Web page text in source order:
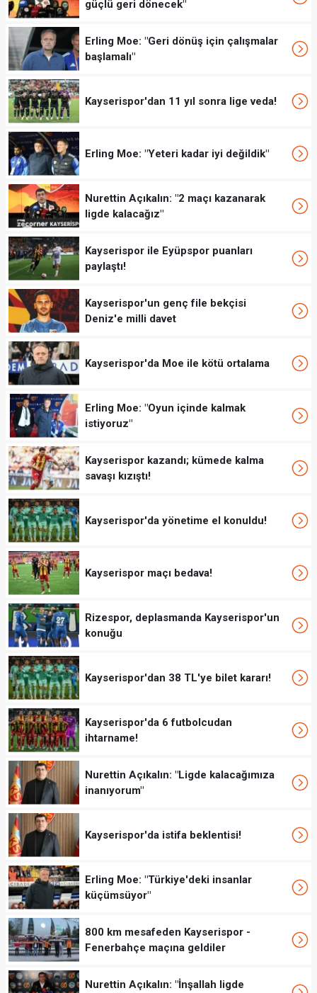
güçlü geri dönecek"
Erling Moe: "Geri dönüş için çalışmalar
başlamalı"
Kayserispor'dan 11 yıl sonra lige veda!
Erling Moe: "Yeteri kadar iyi değildik"
Nurettin Açıkalın: "2 maçı kazanarak
ligde kalacağız"
Kayserispor ile Eyüpspor puanları
paylaştı!
Kayserispor'un genç file bekçisi
Deniz'e milli davet
Kayserispor'da Moe ile kötü ortalama
Erling Moe: "Oyun içinde kalmak
istiyoruz"
Kayserispor kazandı; kümede kalma
savaşı kızıştı!
Kayserispor'da yönetime el konuldu!
Kayserispor maçı bedava!
Rizespor, deplasmanda Kayserispor'un
konuğu
Kayserispor'dan 38 TL'ye bilet kararı!
Kayserispor'da 6 futbolcudan
ihtarname!
Nurettin Açıkalın: "Ligde kalacağımıza
inanıyorum"
Kayserispor'da istifa beklentisi!
Erling Moe: "Türkiye'deki insanlar
küçümsüyor"
800 km mesafeden Kayserispor -
Fenerbahçe maçına geldiler
Nurettin Açıkalın: "İnşallah ligde